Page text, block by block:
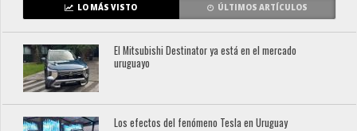
LO MÁS VISTO ÚLTIMOS ARTÍCULOS
El Mitsubishi Destinator ya está en el mercado
uruguayo
Los efectos del fenómeno Tesla en Uruguay